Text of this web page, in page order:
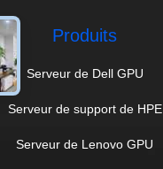
Produits
Serveur de Dell GPU
Serveur de support de HPE
Serveur de Lenovo GPU